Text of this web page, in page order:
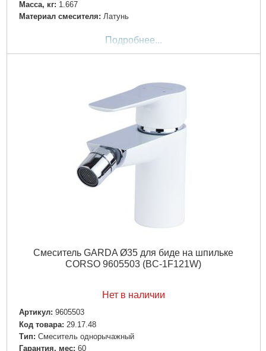
Масса, кг: 1.667
Материал смесителя: Латунь
Подробнее...
Смеситель GARDA Ø35 для биде на шпильке
CORSO 9605503 (BC-1F121W)
Нет в наличии
Артикул: 9605503
Код товара: 29.17.48
Tип: Смеситель однорычажный
Гарантия, мес: 60